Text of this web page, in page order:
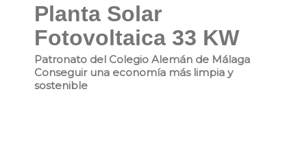
Planta Solar
Fotovoltaica 33 KW
Patronato del Colegio Alemán de Málaga
Conseguir una economía más limpia y
sostenible